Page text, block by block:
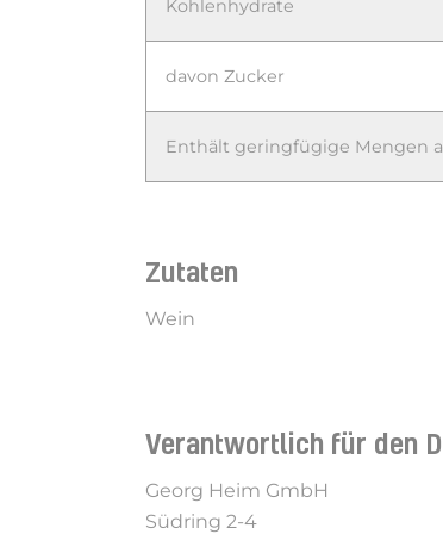
Kohlenhydrate
davon Zucker
Enthält geringfügige Mengen
Zutaten
Wein
Verantwortlich für den
Georg Heim GmbH
Südring 2-4